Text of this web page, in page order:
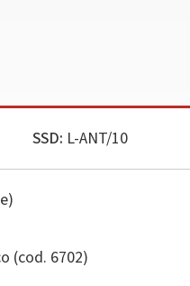
SSD: L-ANT/10
(cod. 6702)